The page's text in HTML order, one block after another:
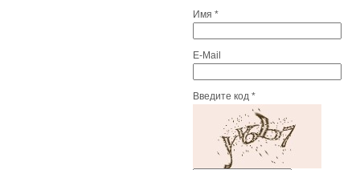
Имя *
E-Mail
Введите код *